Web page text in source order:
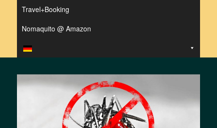
Travel+Booking
Nomaquito @ Amazon